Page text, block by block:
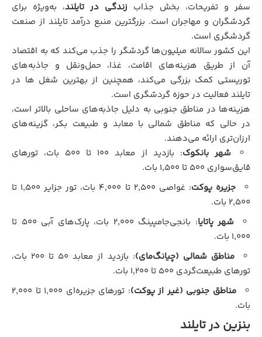
سفر و تفریحات، بخش جذاب زندگی در تایلند، به‌ویژه برای
گردشگران و مهاجران است. بزرگترین منبع درآمد تایلند از صنعت
گردشگری است.
این کشور سالانه میلیون‌ها گردشگر را جذب می‌کند که به اقتصاد
آن از طریق هزینه‌های اقامت، غذا، حمل‌ونقل و جاذبه‌های
توریستی کمک بزرگی می‌کند، همچنین از بهترین شغل ها در
تایلند فعالیت در حوزه گردشگری است.
هزینه‌ها در مناطق جنوبی به دلیل جاذبه‌های ساحلی بالاتر است،
در حالی که مناطق شمالی با معابد و طبیعت بکر، گزینه‌های
ارزان‌تری ارائه می‌دهند.
شهر بانکوک
: بازدید از معابد ۱۰۰ تا ۵۰۰ بات، تورهای
قایق‌سواری ۵۰۰ تا ۱,۵۰۰ بات.
جزیره پوکت
: غواصی ۲,۵۰۰ تا ۴,۰۰۰ بات، تور جزایر ۱,۵۰۰ تا
۲,۵۰۰ بات.
شهر پاتایا
: بانجی‌جامپینگ ۲,۰۰۰ بات، پارک‌های آبی ۵۰۰ تا
۱,۰۰۰ بات.
مناطق شمالی (چیانگ‌مای)
: بازدید از معابد ۵۰ تا ۲۰۰ بات،
تورهای طبیعت‌گردی ۵۰۰ تا ۱,۲۰۰ بات.
مناطق جنوبی (غیر از پوکت)
: تورهای جزیره‌ای ۱,۰۰۰ تا ۲,۰۰۰
بات.
بنزین در تایلند